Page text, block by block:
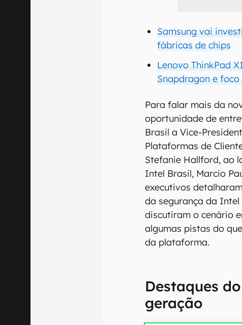
Samsung vai
fábricas de chips
Lenovo ThinkPad
Snapdragon e
Para falar mais da
oportunidade de
Brasil a Vice-
Plataformas de
Stefanie Hallford, ao
Intel Brasil, Marcio
executivos
da segurança da Intel
discutiram o cenário
algumas pistas do
da plataforma.
Destaques
geração